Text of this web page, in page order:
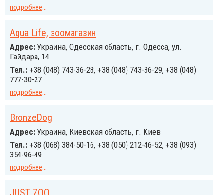
подробнее...
Aqua Life, зоомагазин
Адрес: Украина, Одесская область, г. Одесса, ул.
Гайдара, 14
Тел.: +38 (048) 743-36-28, +38 (048) 743-36-29, +38 (048)
777-30-27
подробнее...
BronzeDog
Адрес: Украина, Киевская область, г. Киев
Тел.: +38 (068) 384-50-16, +38 (050) 212-46-52, +38 (093)
354-96-49
подробнее...
JUST ZOO